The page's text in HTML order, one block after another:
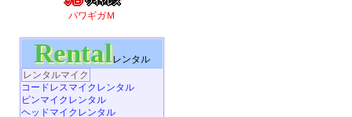
パワギガＭ
Rentalレンタル
レンタルマイク
コードレスマイクレンタル
ピンマイクレンタル
ヘッドマイクレンタル